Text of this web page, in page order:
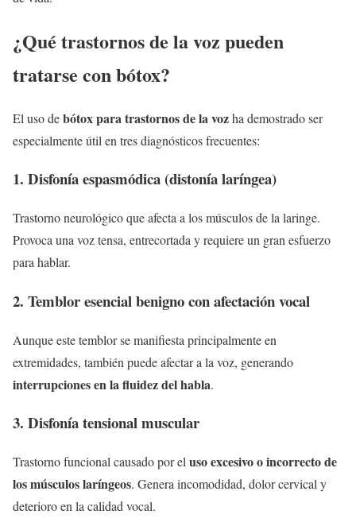
¿Qué trastornos de la voz pueden
tratarse con bótox?
El uso debótox para trastornos de la vozha demostrado ser
especialmente útil en tres diagnósticos frecuentes:
1. Disfonía espasmódica (distonía laríngea)
Trastorno neurológico que afecta a los músculos de la laringe.
Provoca una voz tensa, entrecortada y requiere un gran esfuerzo
para hablar.
2. Temblor esencial benigno con afectación vocal
Aunque este temblor se manifiesta principalmente en
extremidades, también puede afectar a la voz, generando
interrupciones en la fluidez del habla.
3. Disfonía tensional muscular
Trastorno funcional causado por el uso excesivo o incorrecto de
los músculos laríngeos. Genera incomodidad, dolor cervical y
deterioro en la calidad vocal.